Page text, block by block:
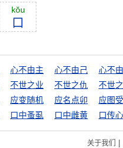
kŏu
口
心不由主 心不由己
心不
不世之业 不世之仇
不世
应变随机 应名点卯
应图
口中蚤虱 口中雌黄 口传
关于我们 |